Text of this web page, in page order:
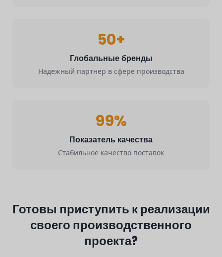
50+
Глобальные бренды
Надежный партнер в сфере производства
99%
Показатель качества
Стабильное качество поставок
Готовы приступить к реализации
своего производственного
проекта?